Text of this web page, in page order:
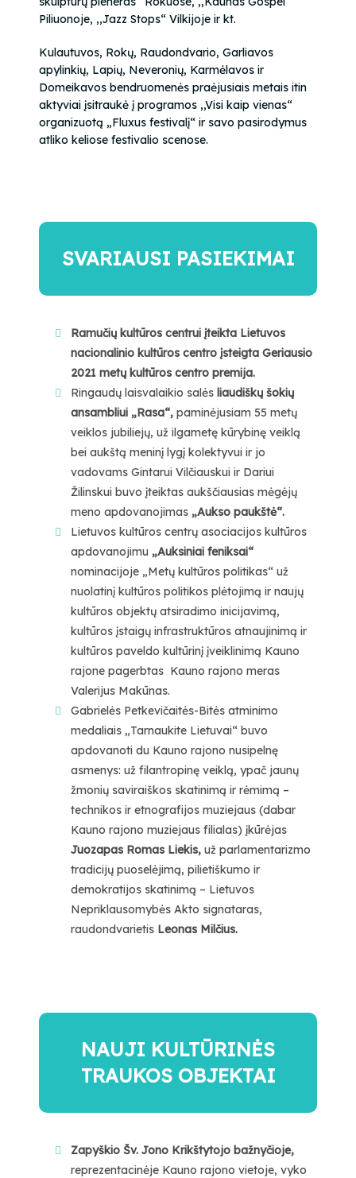
Piliuonoje, ,,Jazz Stops“ Vilkijoje ir kt.
Kulautuvos, Rokų, Raudondvario, Garliavos
apylinkių, Lapių, Neveronių, Karmėlavos ir
Domeikavos bendruomenės praėjusiais metais itin
aktyviai įsitraukė į programos ,,Visi kaip vienas“
organizuotą „Fluxus festivalį“ ir savo pasirodymus
atliko keliose festivalio scenose.
SVARIAUSI PASIEKIMAI
Ramučių kultūros centrui įteikta Lietuvos
nacionalinio kultūros centro įsteigta Geriausio
2021 metų kultūros centro premija.
Ringaudų laisvalaikio salėsliaudiškų šokių
ansambliui „Rasa“, paminėjusiam 55 metų
veiklos jubiliejų, už ilgametę kūrybinę veiklą
bei aukštą meninį lygį kolektyvui ir jo
vadovamsGintarui Vilčiauskui ir Dariui
Žilinskuibuvo įteiktas aukščiausias mėgėjų
meno apdovanojimas „Aukso paukštė“.
Lietuvos kultūros centrų asociacijos kultūros
apdovanojimu „Auksiniai feniksai“
nominacijoje „Metų kultūros politikas“ už
nuolatinį kultūros politikos plėtojimą ir naujų
kultūros objektų atsiradimo inicijavimą,
kultūros įstaigų infrastruktūros atnaujinimą ir
kultūros paveldo kultūrinį įveiklinimą Kauno
rajone pagerbtas Kauno rajono meras
Valerijus Makūnas.
Gabrielės Petkevičaitės-Bitės atminimo
medaliais „Tarnaukite Lietuvai“ buvo
apdovanoti du Kauno rajono nusipelnę
asmenys: už filantropinę veiklą, ypač jaunų
žmonių saviraiškos skatinimą ir rėmimą –
technikos ir etnografijos muziejaus (dabar
Kauno rajono muziejaus filialas) įkūrėjas
Juozapas Romas Liekis, už parlamentarizmo
tradicijų puoselėjimą, pilietiškumo ir
demokratijos skatinimą – Lietuvos
Nepriklausomybės Akto signataras,
raudondvarietis Leonas Milčius.
NAUJI KULTŪRINĖS
TRAUKOS OBJEKTAI
Zapyškio Šv. Jono Krikštytojo bažnyčioje,
reprezentacinėje Kauno rajono vietoje, vyko